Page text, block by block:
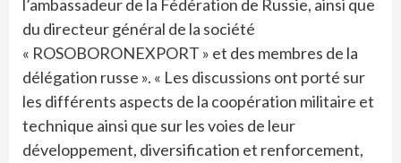
l’ambassadeur de la Fédération de Russie, ainsi que
du directeur général de la société
« ROSOBORONEXPORT » et des membres de la
délégation russe ». « Les discussions ont porté sur
les différents aspects de la coopération militaire et
technique ainsi que sur les voies de leur
développement, diversification et renforcement,